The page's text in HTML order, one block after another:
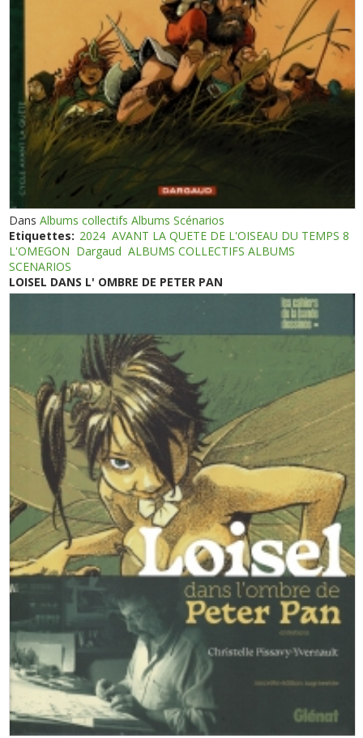
DansAlbums collectifs Albums Scénarios
Etiquettes: 2024 AVANT LA QUETE DE L'OISEAU DU TEMPS 8
L'OMEGON Dargaud ALBUMS COLLECTIFS ALBUMS
SCENARIOS
LOISEL DANS L' OMBRE DE PETER PAN